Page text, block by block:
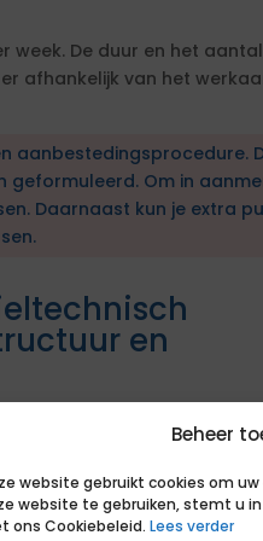
Beheer
website gebruikt cookies om
website te gebruiken, stemt u
ons Cookiebeleid. Lees verder
week. De duur en het
afhankelijk van het
aanbestedingsprocedure.
geformuleerd. Om in
Daarnaast kun je extra
en
van het aantal te werken
te